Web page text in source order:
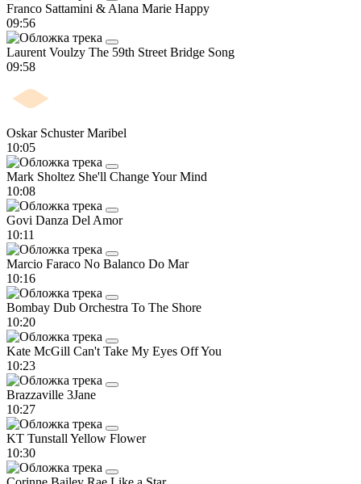
Franco Sattamini & Alana Marie Happy
09:56
Laurent Voulzy The 59th Street Bridge Song
09:58
Oskar SchusterMaribel
10:05
Mark Sholtez She'll Change Your Mind
10:08
Govi Danza Del Amor
10:11
Marcio Faraco No Balanco Do Mar
10:16
Bombay Dub Orchestra To The Shore
10:20
Kate McGill Can't Take My Eyes Off You
10:23
Brazzaville 3Jane
10:27
KT Tunstall Yellow Flower
10:30